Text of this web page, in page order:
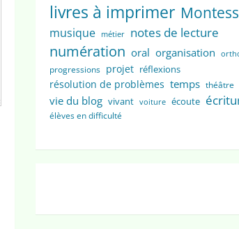
livres à imprimer
musique métier notes de lecture
numération oral organisation
progressions projet réflexions
résolution de problèmes temps théâtre
vie du blog vivant voiture écoute
élèves en difficulté